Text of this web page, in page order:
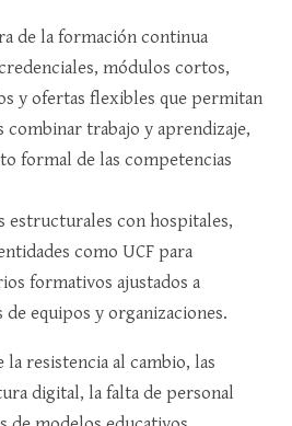
de la formación continua
módulos cortos,
y ofertas flexibles que permitan
combinar trabajo y aprendizaje,
formal de las competencias
estructurales con hospitales,
como UCF para
formativos ajustados a
de equipos y organizaciones.​
resistencia al cambio, las
digital, la falta de personal